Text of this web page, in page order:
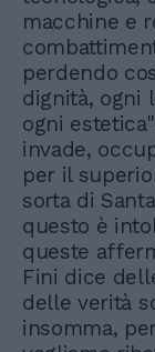
macchine e
perdendo
dignità, ogni
ogni
invade,
per il
sorta di
questo è
queste
Fini dice
delle verità
insomma,